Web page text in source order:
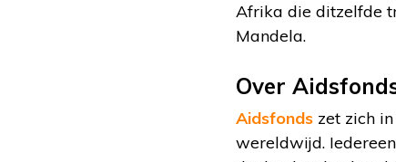
Afrika die ditzelfde
Mandela.
Over
Aidsfonds zet zich
wereldwijd.